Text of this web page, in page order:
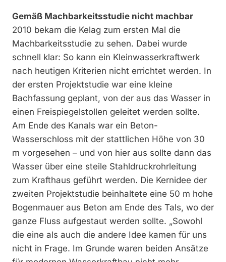
Gemäß Machbarkeitsstudie nicht machbar
2010 bekam die Kelag zum ersten Mal die
Machbarkeitsstudie zu sehen. Dabei wurde
schnell klar: So kann ein Kleinwasserkraftwerk
nach heutigen Kriterien nicht errichtet werden. In
der ersten Projektstudie war eine kleine
Bachfassung geplant, von der aus das Wasser in
einen Freispiegelstollen geleitet werden sollte.
Am Ende des Kanals war ein Beton-
Wasserschloss mit der stattlichen Höhe von 30
m vorgesehen – und von hier aus sollte dann das
Wasser über eine steile Stahldruckrohrleitung
zum Krafthaus geführt werden. Die Kernidee der
zweiten Projektstudie beinhaltete eine 50 m hohe
Bogenmauer aus Beton am Ende des Tals, wo der
ganze Fluss aufgestaut werden sollte. „Sowohl
die eine als auch die andere Idee kamen für uns
nicht in Frage. Im Grunde waren beiden Ansätze